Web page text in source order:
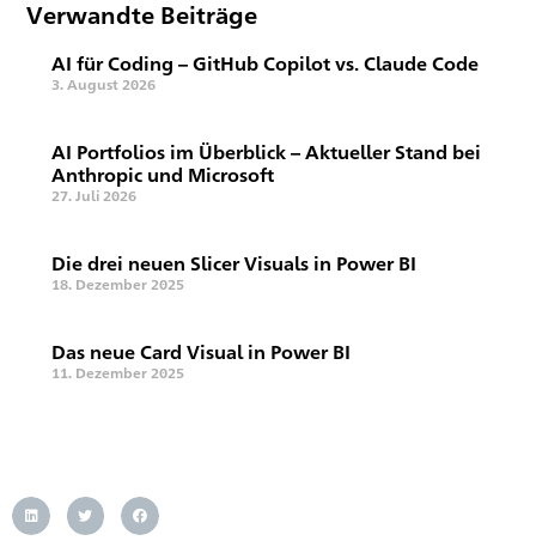
Verwandte Beiträge
AI für Coding – GitHub Copilot vs. Claude Code
3. August 2026
AI Portfolios im Überblick – Aktueller Stand bei
Anthropic und Microsoft
27. Juli 2026
Die drei neuen Slicer Visuals in Power BI
18. Dezember 2025
Das neue Card Visual in Power BI
11. Dezember 2025